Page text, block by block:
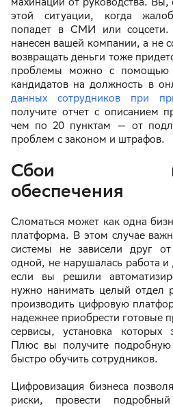
этой ситуации, когда
попадет в СМИ или соцсети.
нанесен вашей компании, а не
возвращать деньги тоже
проблемы можно с помощью
кандидатов на должность в
данных сотрудников при
получите отчет с описанием
чем по 20 пунктам — от
проблем с законом и штрафов.
Сбои
обеспечения
Сломаться может как одна
платформа. В этом случае
системы не зависели друг
одной, не нарушалась работа
если вы решили
нужно нанимать целый отдел
производить цифровую
надежнее приобрести готовые
сервисы, установка которых
Плюс вы получите
быстро обучить сотрудников.
Цифровизация бизнеса
риски, провести